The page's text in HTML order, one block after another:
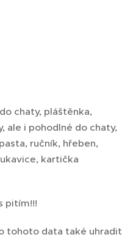
chaty, pláštěnka,
ale i pohodlné do chaty,
ručník, hřeben,
kartička
pitím!!!
tohoto data také uhradit